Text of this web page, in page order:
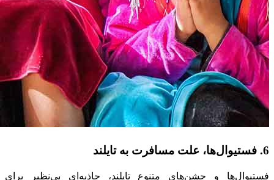
6. فستیوال‌‌ها، علت مسافرت به تایلند
فستیوال‌ها و جشن‌های متنوع تایلند، جاذبه‌ای بی‌نظیر برای